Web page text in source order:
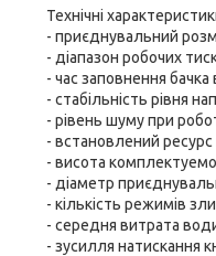
Технічні
- приєднувальний
- діапазон робочих
- час заповнення
- стабільність рівня
- рівень шуму при
- встановлений
- висота
- діаметр
- кількість режимів
- середня витрата
- зусилля натискання